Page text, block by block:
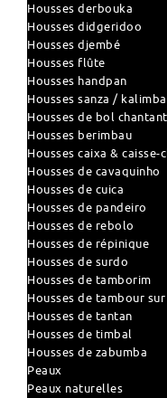
Housses derbouka
Housses didgeridoo
Housses djembé
Housses flûte
Housses handpan
Housses sanza /
Housses de bol chantant
Housses berimbau
Housses caixa & caisse-
Housses de cavaquinho
Housses de cuica
Housses de pandeiro
Housses de rebolo
Housses de répinique
Housses de surdo
Housses de tamborim
Housses de tambour
Housses de tantan
Housses de timbal
Housses de zabumba
Peaux
Peaux naturelles